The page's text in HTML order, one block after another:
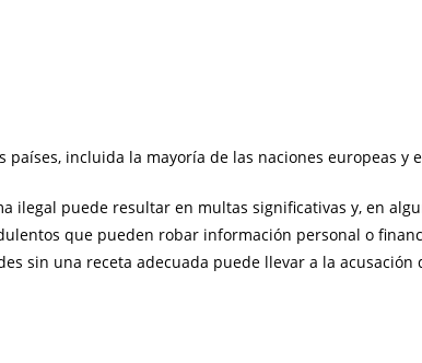
incluida la mayoría de las naciones europeas y
ilegal puede resultar en multas significativas y, en
que pueden robar información personal o
sin una receta adecuada puede llevar a la acusación